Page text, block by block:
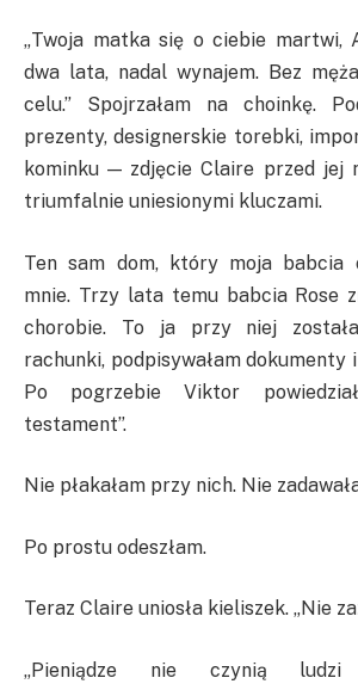
„Twoja matka się o ciebie martwi,
dwa lata, nadal wynajem. Bez
celu.” Spojrzałam na choinkę.
prezenty, designerskie torebki,
kominku — zdjęcie Claire przed jej
triumfalnie uniesionymi kluczami.
Ten sam dom, który moja babcia
mnie. Trzy lata temu babcia Rose
chorobie. To ja przy niej
rachunki, podpisywałam dokumenty
Po pogrzebie Viktor
testament”.
Nie płakałam przy nich. Nie
Po prostu odeszłam.
Teraz Claire uniosła kieliszek. „Nie
„Pieniądze nie czynią